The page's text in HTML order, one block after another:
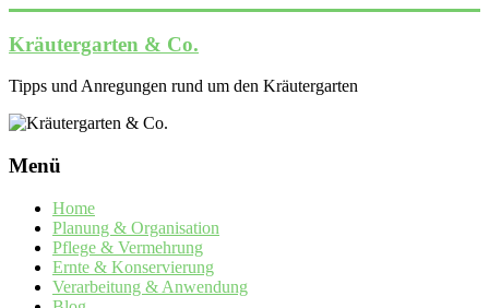
Inhalt
springen
Kräutergarten & Co.
Tipps und Anregungen rund um den Kräutergarten
Menü
Home
Planung & Organisation
Pflege & Vermehrung
Ernte & Konservierung
Verarbeitung & Anwendung